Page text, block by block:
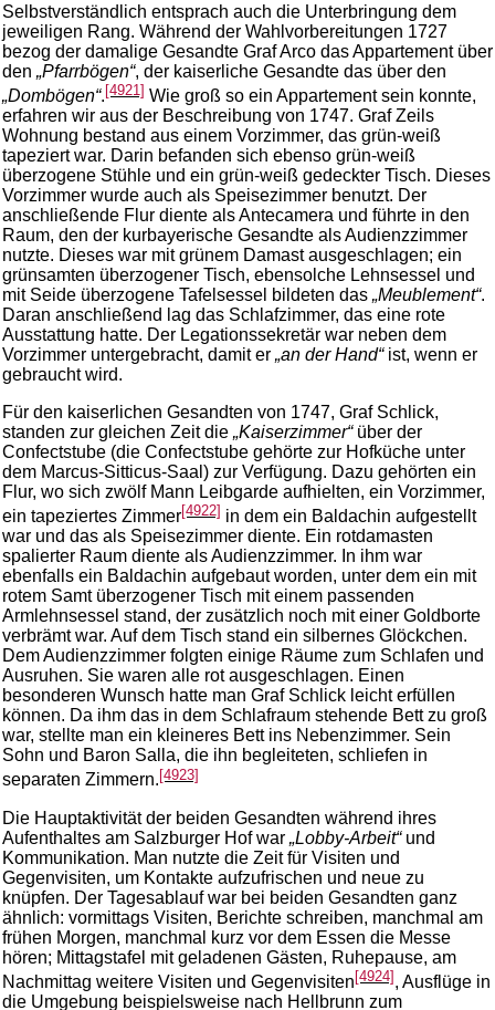
Selbstverständlich entsprach auch die Unterbringung dem
jeweiligen Rang. Während der Wahlvorbereitungen 1727
bezog der damalige Gesandte Graf Arco das Appartement über
den „Pfarrbögen“, der kaiserliche Gesandte das über den
„Dombögen“. [4921] Wie groß so ein Appartement sein konnte,
erfahren wir aus der Beschreibung von 1747. Graf Zeils
Wohnung bestand aus einem Vorzimmer, das grün-weiß
tapeziert war. Darin befanden sich ebenso grün-weiß
überzogene Stühle und ein grün-weiß gedeckter Tisch. Dieses
Vorzimmer wurde auch als Speisezimmer benutzt. Der
anschließende Flur diente als Antecamera und führte in den
Raum, den der kurbayerische Gesandte als Audienzzimmer
nutzte. Dieses war mit grünem Damast ausgeschlagen; ein
grünsamten überzogener Tisch, ebensolche Lehnsessel und
mit Seide überzogene Tafelsessel bildeten das „Meublement“.
Daran anschließend lag das Schlafzimmer, das eine rote
Ausstattung hatte. Der Legationssekretär war neben dem
Vorzimmer untergebracht, damit er „an der Hand“ist, wenn er
gebraucht wird.
Für den kaiserlichen Gesandten von 1747, Graf Schlick,
standen zur gleichen Zeit die „Kaiserzimmer“über der
Confectstube (die Confectstube gehörte zur Hofküche unter
dem Marcus-Sitticus-Saal) zur Verfügung. Dazu gehörten ein
Flur, wo sich zwölf Mann Leibgarde aufhielten, ein Vorzimmer,
ein tapeziertes Zimmer[4922] in dem ein Baldachin aufgestellt
war und das als Speisezimmer diente. Ein rotdamasten
spalierter Raum diente als Audienzzimmer. In ihm war
ebenfalls ein Baldachin aufgebaut worden, unter dem ein mit
rotem Samt überzogener Tisch mit einem passenden
Armlehnsessel stand, der zusätzlich noch mit einer Goldborte
verbrämt war. Auf dem Tisch stand ein silbernes Glöckchen.
Dem Audienzzimmer folgten einige Räume zum Schlafen und
Ausruhen. Sie waren alle rot ausgeschlagen. Einen
besonderen Wunsch hatte man Graf Schlick leicht erfüllen
können. Da ihm das in dem Schlafraum stehende Bett zu groß
war, stellte man ein kleineres Bett ins Nebenzimmer. Sein
Sohn und Baron Salla, die ihn begleiteten, schliefen in
separaten Zimmern.[4923]
Die Hauptaktivität der beiden Gesandten während ihres
Aufenthaltes am Salzburger Hof war „Lobby-Arbeit“und
Kommunikation. Man nutzte die Zeit für Visiten und
Gegenvisiten, um Kontakte aufzufrischen und neue zu
knüpfen. Der Tagesablauf war bei beiden Gesandten ganz
ähnlich: vormittags Visiten, Berichte schreiben, manchmal am
frühen Morgen, manchmal kurz vor dem Essen die Messe
hören; Mittagstafel mit geladenen Gästen, Ruhepause, am
Nachmittag weitere Visiten und Gegenvisiten [4924] , Ausflüge in
die Umgebung beispielsweise nach Hellbrunn zum